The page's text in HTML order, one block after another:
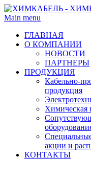
Main menu
ГЛАВНАЯ
О КОМПАНИИ
НОВОСТИ
ПАРТНЕРЫ
ПРОДУКЦИЯ
Кабельно-
продукция
Химическая
акции и
КОНТАКТЫ